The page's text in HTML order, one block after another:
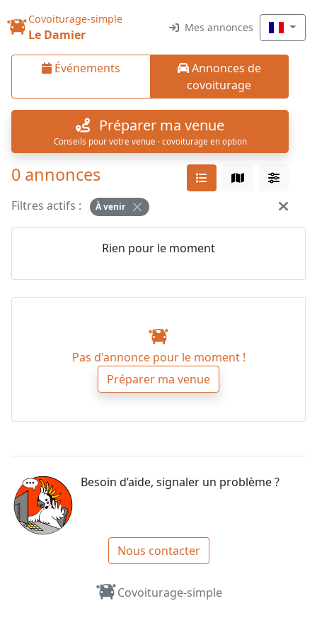
Covoiturage-simple
Le Damier Mes annonces
Événements
Annonces de
covoiturage
Préparer ma venue
Conseils pour votre venue · covoiturage en option
0 annonces
Filtres actifs : À venir
Rien pour le moment
Pas d'annonce pour le moment !
Préparer ma venue
Besoin d’aide, signaler un problème ?
Nous contacter
Covoiturage-simple